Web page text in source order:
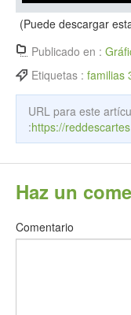
(Puede descargar
Publicado en :
Etiquetas : familias
URL para este
:https://
Haz un
Comentario